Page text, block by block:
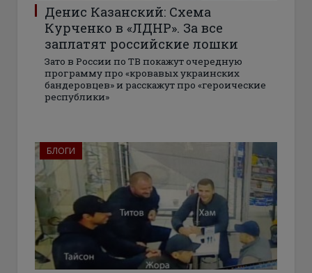
Денис Казанский: Схема
Курченко в «ЛДНР». За все
заплатят российские лошки
Зато в России по ТВ покажут очередную
программу про «кровавых украинских
бандеровцев» и расскажут про «героические
республики»
БЛОГИ